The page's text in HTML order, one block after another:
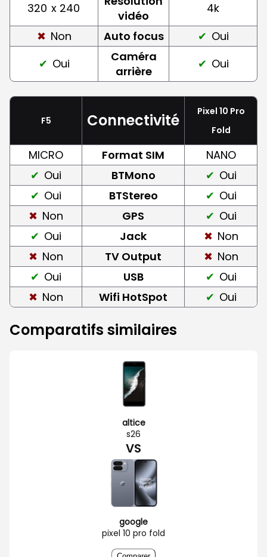
320 x 240
vidéo
4k
Non
Auto focus
Oui
Oui
Caméra
arrière
Oui
F5 Connectivité
Pixel 10 Pro
Fold
MICRO Format SIM
NANO
Oui
BTMono
Oui
Oui
BTStereo
Oui
Non
GPS
Oui
Oui
Jack
Non
Non
TV Output
Non
Oui
USB
Oui
Non
Wifi HotSpot Oui
Comparatifs similaires
altice
s26
VS
google
pixel 10 pro fold